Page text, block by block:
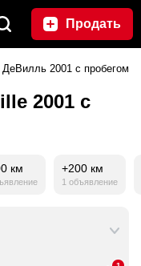
Продать
2001 с пробегом
2001 с
км +200 км
1 объявление